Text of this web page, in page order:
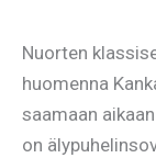
Nuorten
huomenna
saamaan
on